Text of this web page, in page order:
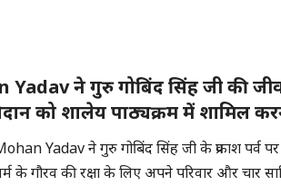
Yadavने गुरु गोबिंद सिंह जी की जीवन
को शालेय पाठ्यक्रम में शामिल
Yadav ने गुरु गोबिंद सिंह जी के प्रकाश
के गौरव की रक्षा के लिए अपने परिवार और चार